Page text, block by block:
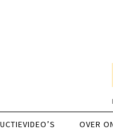
OVER